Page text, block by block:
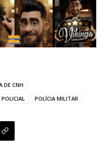
DE CNH
POLÍCIA MILITAR